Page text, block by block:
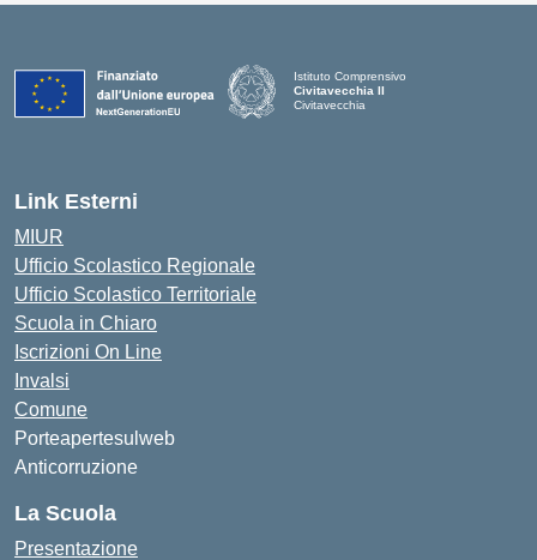
Istituto Comprensivo
Civitavecchia II
Civitavecchia
Link Esterni
MIUR
Ufficio Scolastico Regionale
Ufficio Scolastico Territoriale
Scuola in Chiaro
Iscrizioni On Line
Invalsi
Comune
Porteapertesulweb
Anticorruzione
La Scuola
Presentazione